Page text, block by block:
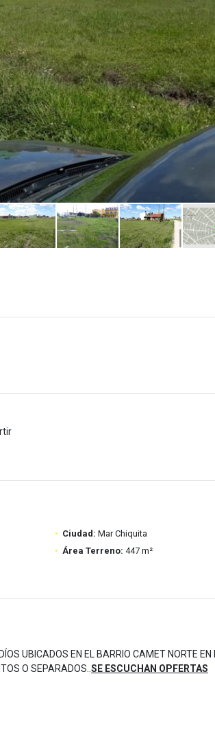
Ciudad: Mar Chiquita
Área Terreno: 447 m²
UBICADOS EN EL BARRIO CAMET NORTE EN
O SEPARADOS.. SE ESCUCHAN OPFERTAS